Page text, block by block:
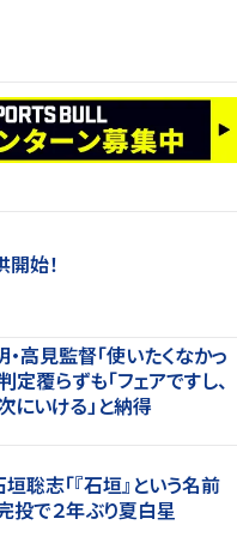
始！
高見監督「使いたくなかっ
覆らずも「フェアですし、
にいける」と納得
聡志「『石垣』という名前
投で２年ぶり夏白星